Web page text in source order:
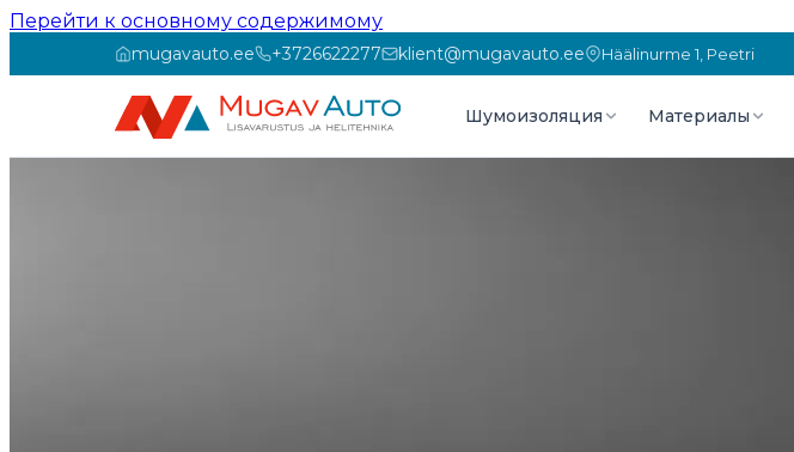
Перейти к основному содержимому
mugavauto.ee +3726622277 klient@mugavauto.ee Häälinurme 1, Peetri
Шумоизоляция Материалы